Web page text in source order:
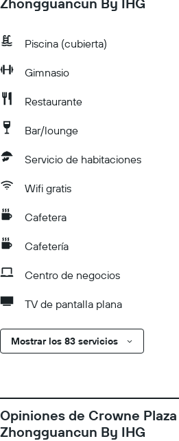
Piscina (cubierta)
Gimnasio
Restaurante
Bar/lounge
Servicio de habitaciones
Wifi gratis
Cafetera
Cafetería
Centro de negocios
TV de pantalla plana
Mostrar los 83 servicios
Opiniones de Crowne
Zhongguancun By IHG